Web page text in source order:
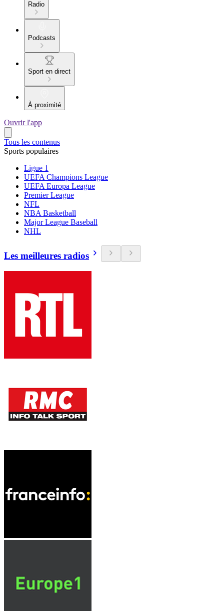
Radio
Podcasts
Sport en direct
À proximité
Ouvrir l'app
Tous les contenus
Sports populaires
Ligue 1
UEFA Champions League
UEFA Europa League
Premier League
NFL
NBA Basketball
Major League Baseball
NHL
Les meilleures radios